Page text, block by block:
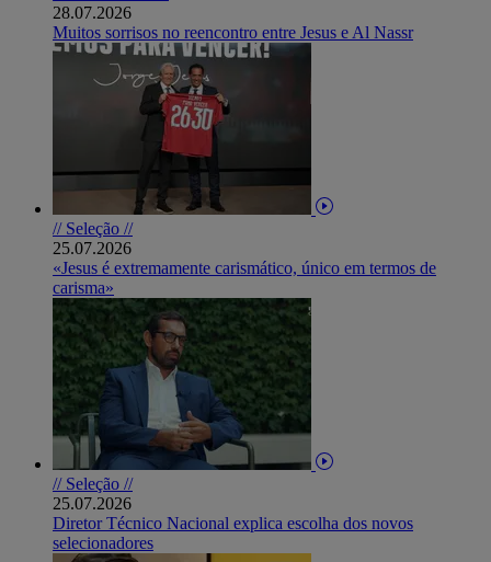
28.07.2026
Muitos sorrisos no reencontro entre Jesus e Al Nassr
// Seleção //
25.07.2026
«Jesus é extremamente carismático, único em termos de
carisma»
// Seleção //
25.07.2026
Diretor Técnico Nacional explica escolha dos novos
selecionadores